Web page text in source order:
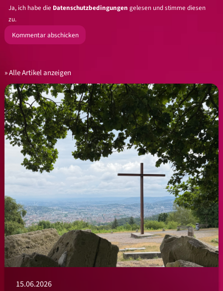
Ja, ich habe die Datenschutzbedingungen gelesen und stimme diesen
zu.
Alle Artikel anzeigen
15.06.2026